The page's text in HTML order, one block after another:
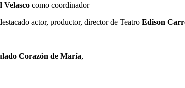
Velasco como coordinador
actor, productor, director de Teatro Edison
Corazón de María,